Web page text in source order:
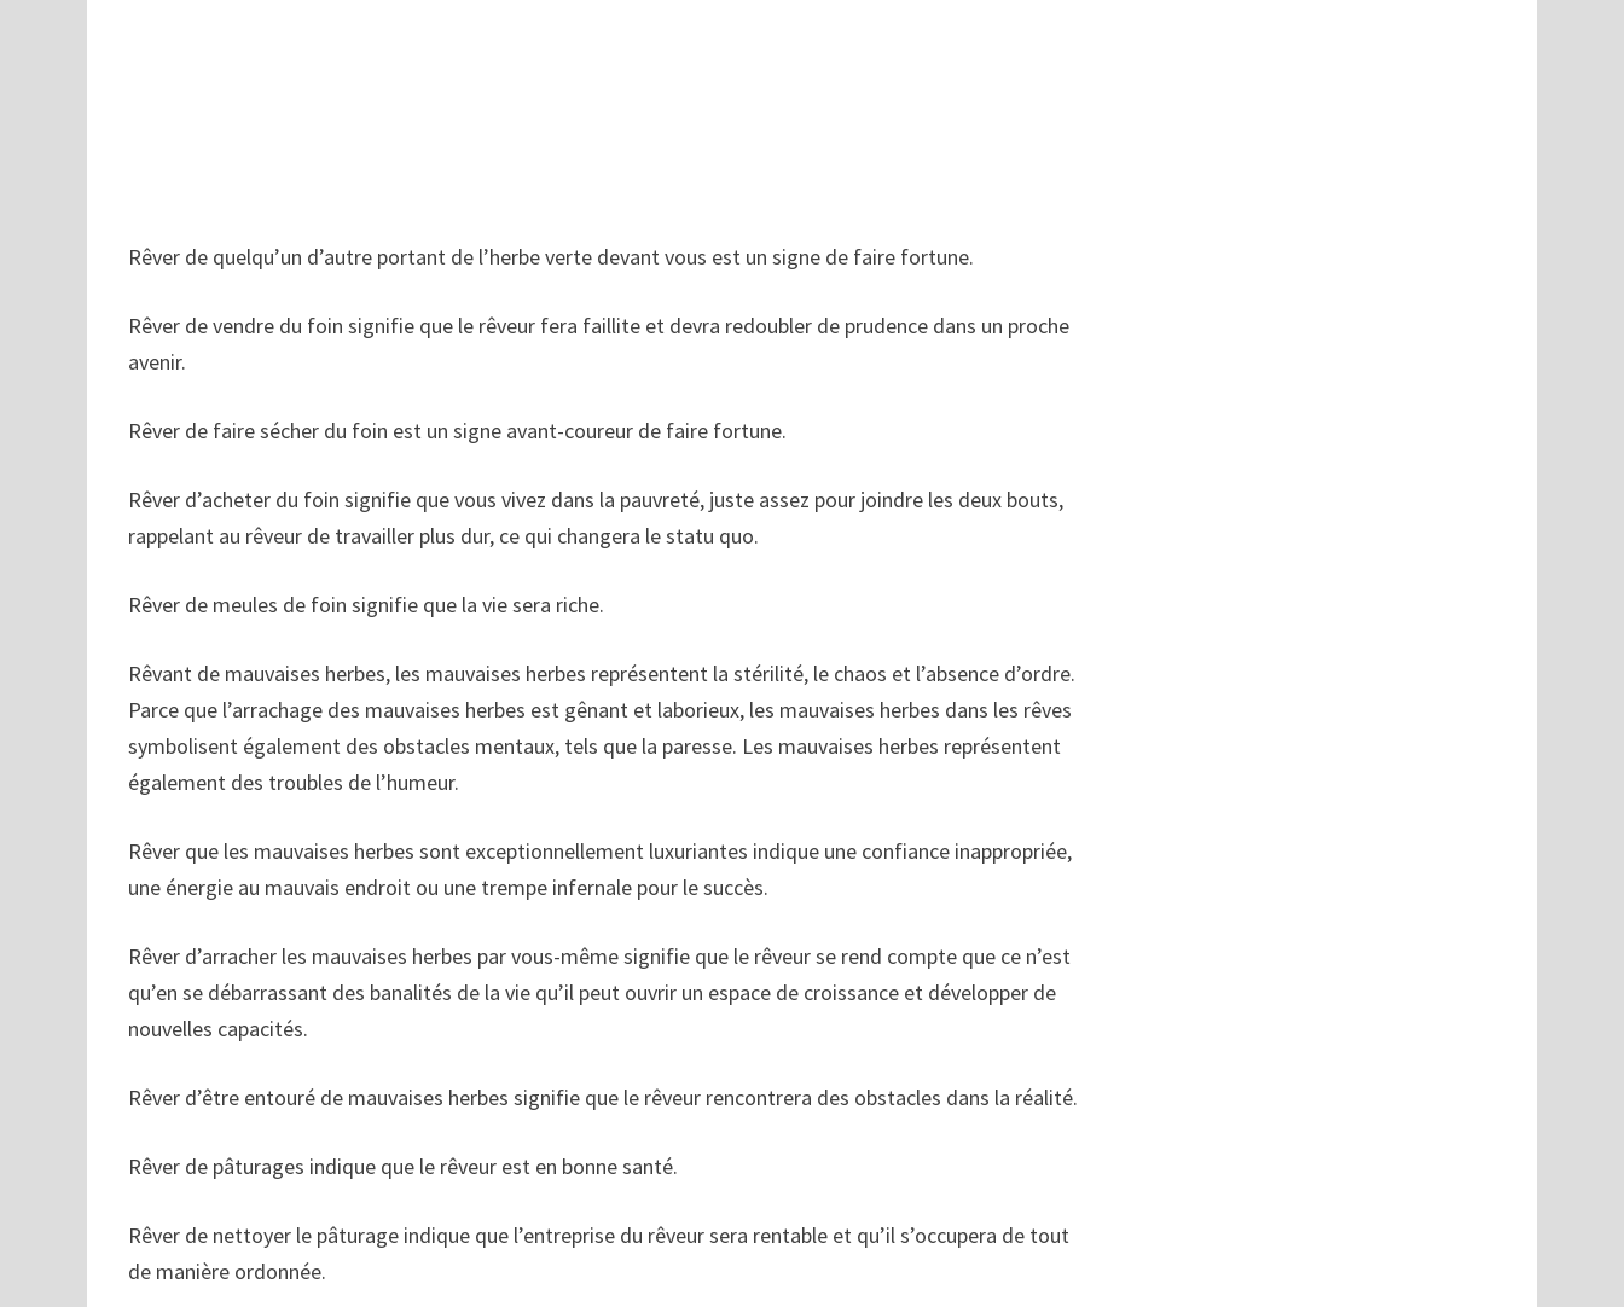
Rêver de quelqu’un d’autre portant de l’herbe verte devant vous est un signe de faire fortune.
Rêver de vendre du foin signifie que le rêveur fera faillite et devra redoubler de prudence dans un proche
avenir.
Rêver de faire sécher du foin est un signe avant-coureur de faire fortune.
Rêver d’acheter du foin signifie que vous vivez dans la pauvreté, juste assez pour joindre les deux bouts,
rappelant au rêveur de travailler plus dur, ce qui changera le statu quo.
Rêver de meules de foin signifie que la vie sera riche.
Rêvant de mauvaises herbes, les mauvaises herbes représentent la stérilité, le chaos et l’absence d’ordre.
Parce que l’arrachage des mauvaises herbes est gênant et laborieux, les mauvaises herbes dans les rêves
symbolisent également des obstacles mentaux, tels que la paresse. Les mauvaises herbes représentent
également des troubles de l’humeur.
Rêver que les mauvaises herbes sont exceptionnellement luxuriantes indique une confiance inappropriée,
une énergie au mauvais endroit ou une trempe infernale pour le succès.
Rêver d’arracher les mauvaises herbes par vous-même signifie que le rêveur se rend compte que ce n’est
qu’en se débarrassant des banalités de la vie qu’il peut ouvrir un espace de croissance et développer de
nouvelles capacités.
Rêver d’être entouré de mauvaises herbes signifie que le rêveur rencontrera des obstacles dans la réalité.
Rêver de pâturages indique que le rêveur est en bonne santé.
Rêver de nettoyer le pâturage indique que l’entreprise du rêveur sera rentable et qu’il s’occupera de tout
de manière ordonnée.